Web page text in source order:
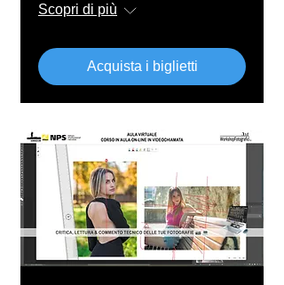
Scopri di più
Acquista i biglietti